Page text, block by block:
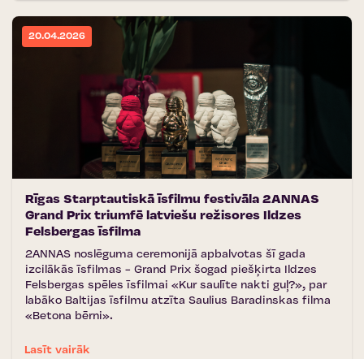
20.04.2026
Rīgas Starptautiskā īsfilmu festivāla 2ANNAS
Grand Prix triumfē latviešu režisores Ildzes
Felsbergas īsfilma
2ANNAS noslēguma ceremonijā apbalvotas šī gada
izcilākās īsfilmas - Grand Prix šogad piešķirta Ildzes
Felsbergas spēles īsfilmai «Kur saulīte nakti guļ?», par
labāko Baltijas īsfilmu atzīta Saulius Baradinskas filma
«Betona bērni».
Lasīt vairāk